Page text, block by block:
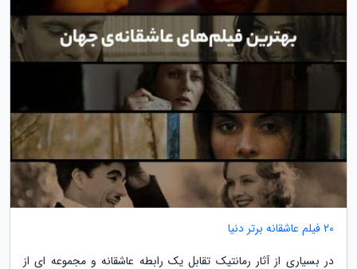
20 فیلم عاشقانه برتر دنیا
در بسیاری از آثار رمانتیک تقابل یک رابطه عاشقانه و مجموعه ای از